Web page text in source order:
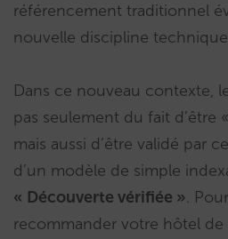
référencement traditionnel
nouvelle discipline
Dans ce nouveau contexte,
pas seulement du fait d’être
mais aussi d’être validé par
d’un modèle de simple
« Découverte vérifiée ».
recommander votre hôtel